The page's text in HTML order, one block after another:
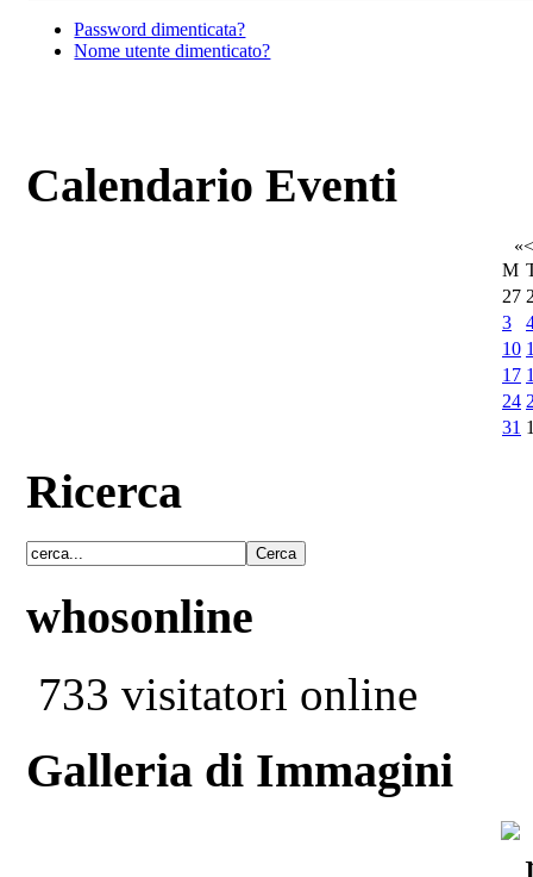
Password dimenticata?
Nome utente dimenticato?
Calendario Eventi
«<
M
27
3
10
17
24
31
Ricerca
whosonline
733 visitatori online
Galleria di Immagini